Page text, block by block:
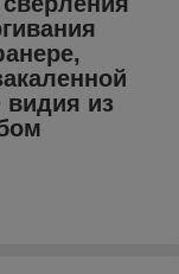
видия из